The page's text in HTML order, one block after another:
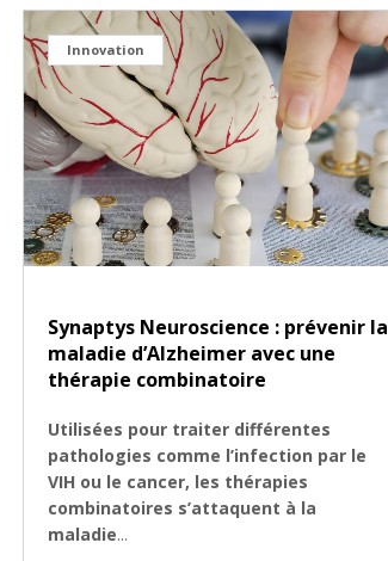
Innovation
Synaptys Neuroscience : prévenir la
maladie d’Alzheimer avec une
thérapie combinatoire
Utilisées pour traiter différentes
pathologies comme l’infection par le
VIH ou le cancer, les thérapies
combinatoires s’attaquent à la
maladie...